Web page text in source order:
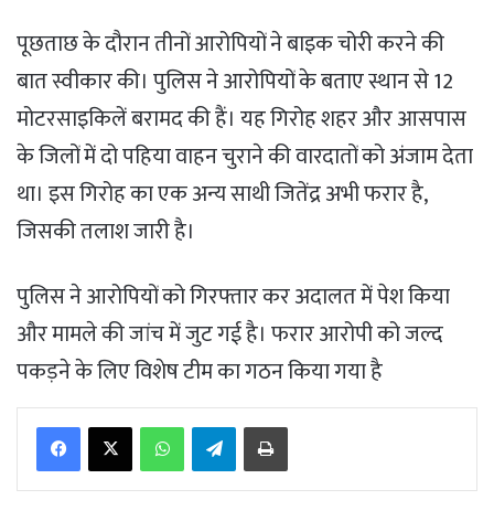
पूछताछ के दौरान तीनों आरोपियों ने बाइक चोरी करने की
बात स्वीकार की। पुलिस ने आरोपियों के बताए स्थान से 12
मोटरसाइकिलें बरामद की हैं। यह गिरोह शहर और आसपास
के जिलों में दो पहिया वाहन चुराने की वारदातों को अंजाम देता
था। इस गिरोह का एक अन्य साथी जितेंद्र अभी फरार है,
जिसकी तलाश जारी है।
पुलिस ने आरोपियों को गिरफ्तार कर अदालत में पेश किया
और मामले की जांच में जुट गई है। फरार आरोपी को जल्द
पकड़ने के लिए विशेष टीम का गठन किया गया है
WhatsAppTelegramPrint